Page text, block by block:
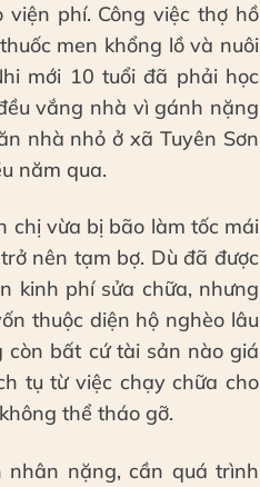
phí. Công việc thợ hồ
men khổng lồ và nuôi
mới 10 tuổi đã phải học
vắng nhà vì gánh nặng
nhà nhỏ ở xã Tuyên Sơn
năm qua.
chị vừa bị bão làm tốc mái
nên tạm bợ. Dù đã được
kinh phí sửa chữa, nhưng
thuộc diện hộ nghèo lâu
còn bất cứ tài sản nào giá
tụ từ việc chạy chữa cho
thể tháo gỡ.
nặng, cần quá trình